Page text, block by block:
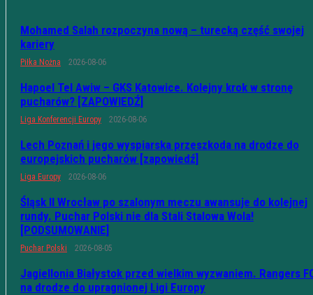
Mohamed Salah rozpoczyna nową – turecką część swojej
kariery
Piłka Nożna 2026-08-06
Hapoel Tel Awiw – GKS Katowice. Kolejny krok w stronę
pucharów? [ZAPOWIEDŹ]
Liga Konferencji Europy 2026-08-06
Lech Poznań i jego wyspiarska przeszkoda na drodze do
europejskich pucharów [zapowiedź]
Liga Europy 2026-08-06
Śląsk II Wrocław po szalonym meczu awansuje do kolejnej
rundy. Puchar Polski nie dla Stali Stalowa Wola!
[PODSUMOWANIE]
Puchar Polski 2026-08-05
Jagiellonia Białystok przed wielkim wyzwaniem. Rangers
na drodze do upragnionej Ligi Europy